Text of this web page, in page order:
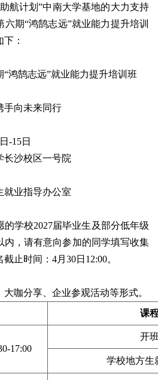
航计划”中南大学基地的大力支持
六期“鸿鹄志远”就业能力提升培训
：
“鸿鹄志远”就业能力提升培训 班
手向未来同行
日 -15日
长沙校区一号院
就业指导办公室
的学校2027届毕业生 及部分低年级
内 ，请有意向参加的同学填写收集
截止时间： 4月30日12:00。
咖分享、 企业参观活动等形式。
课
17:00
开
学校地方生